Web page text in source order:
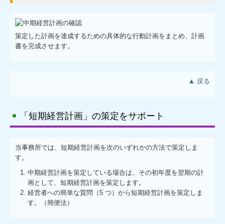
策定した計画を達成するための具体的な行動計画をまとめ、計画
書を完成させます。
▲ 戻る
「短期経営計画」の策定をサポート
当事務所では、短期経営計画を次のいずれかの方法で策定しま
す。
中期経営計画を策定している場合は、その初年度を翌期の計
画として、短期経営計画を策定します。
経営者への簡単な質問（5 つ）から短期経営計画を策定しま
す。（簡便法）